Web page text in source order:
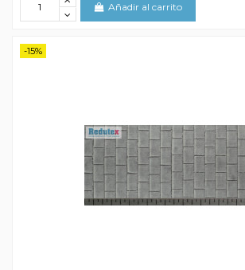
Añadir al carrito
-15%